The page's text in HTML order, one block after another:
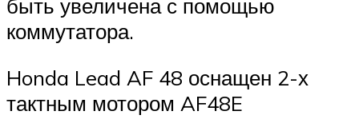
быть увеличена с помощью
коммутатора.
Honda Lead AF 48 оснащен 2-х
тактным мотором AF48E